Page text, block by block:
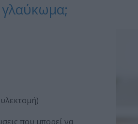
γλαύκωμα;
που μπορεί να